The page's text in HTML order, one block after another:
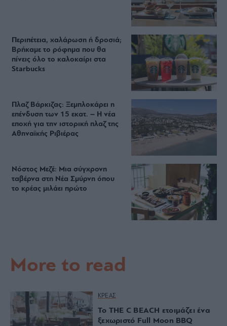
Περιπέτεια, χαλάρωση ή δροσιά;
Βρήκαμε το ρόφημα που θα
πίνεις όλο το καλοκαίρι στα
Starbucks
Πλαζ Βάρκιζας: Ξεμπλοκάρει η
επένδυση των 15 εκατ. – Η νέα
εποχή για την ιστορική πλαζ της
Αθηναϊκής Ριβιέρας
Νόστος Μεζέ: Μια σύγχρονη
ταβέρνα στη Νέα Σμύρνη όπου
το κρέας μιλάει πρώτο
More to read
ΚΡΕΑΣ
Το THE C BEACH ετοιμάζει ένα
ξεχωριστό Full Moon BBQ